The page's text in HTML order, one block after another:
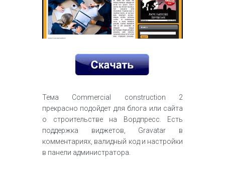
Тема Commercial construction 2
прекрасно подойдет для блога или сайта
о строительстве на Вордпресс. Есть
поддержка виджетов, Gravatar в
комментариях, валидный код и настройки
в панели администратора.